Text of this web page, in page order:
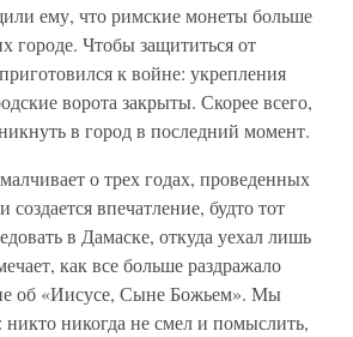
ему, что римские монеты больше
городе. Чтобы защититься от
к войне: укрепления
ворота закрыты. Скорее всего,
в город в последний момент.
о трех годах, проведенных
впечатление, будто тот
в Дамаске, откуда уехал лишь
как все больше раздражало
об «Иисусе, Сыне Божьем». Мы
никогда не смел и помыслить,